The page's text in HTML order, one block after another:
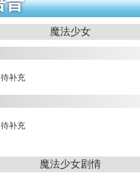
魔法少女
待补充
待补充
魔法少女剧情